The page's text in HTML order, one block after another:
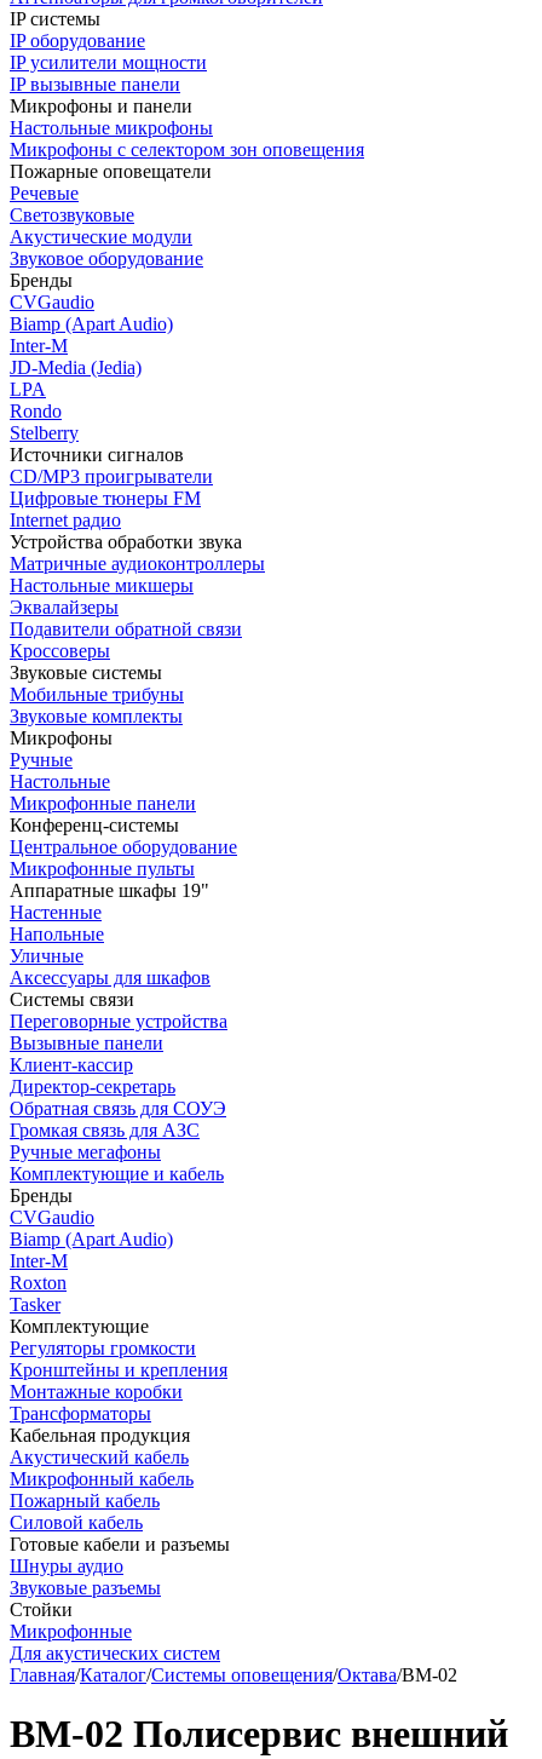
IP системы
IP оборудование
IP усилители мощности
IP вызывные панели
Микрофоны и панели
Настольные микрофоны
Микрофоны с селектором зон оповещения
Пожарные оповещатели
Речевые
Светозвуковые
Акустические модули
Звуковое оборудование
Бренды
CVGaudio
Biamp (Apart Audio)
Inter-M
JD-Media (Jedia)
LPA
Rondo
Stelberry
Источники сигналов
CD/MP3 проигрыватели
Цифровые тюнеры FM
Internet радио
Устройства обработки звука
Матричные аудиоконтроллеры
Настольные микшеры
Эквалайзеры
Подавители обратной связи
Кроссоверы
Звуковые системы
Мобильные трибуны
Звуковые комплекты
Микрофоны
Ручные
Настольные
Микрофонные панели
Конференц-системы
Центральное оборудование
Микрофонные пульты
Аппаратные шкафы 19"
Настенные
Напольные
Уличные
Аксессуары для шкафов
Системы связи
Переговорные устройства
Вызывные панели
Клиент-кассир
Директор-секретарь
Обратная связь для СОУЭ
Громкая связь для АЗС
Ручные мегафоны
Комплектующие и кабель
Бренды
CVGaudio
Biamp (Apart Audio)
Inter-M
Roxton
Tasker
Комплектующие
Регуляторы громкости
Кронштейны и крепления
Монтажные коробки
Трансформаторы
Кабельная продукция
Акустический кабель
Микрофонный кабель
Пожарный кабель
Силовой кабель
Готовые кабели и разъемы
Шнуры аудио
Звуковые разъемы
Стойки
Микрофонные
Для акустических систем
Главная/Каталог/Системы оповещения/Октава/ВМ-02
ВМ-02 Полисервис внешний